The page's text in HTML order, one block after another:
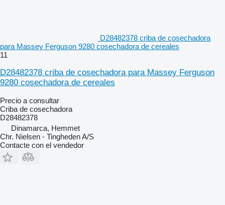
D28482378 criba de cosechadora
para Massey Ferguson 9280 cosechadora de cereales
11
D28482378 criba de cosechadora para Massey Ferguson
9280 cosechadora de cereales
Precio a consultar
Criba de cosechadora
D28482378
Dinamarca, Hemmet
Chr. Nielsen - Tingheden A/S
Contacte con el vendedor